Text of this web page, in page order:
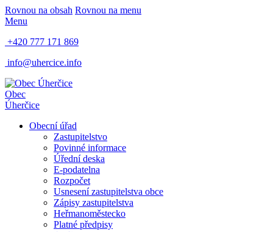
Rovnou na obsah Rovnou na menu
Menu
+420 777 171 869
info@uhercice.info
Obec
Úherčice
Obecní úřad
Zastupitelstvo
Povinné informace
Úřední deska
E-podatelna
Rozpočet
Usnesení zastupitelstva obce
Zápisy zastupitelstva
Heř​manoměstecko
Platné předpisy